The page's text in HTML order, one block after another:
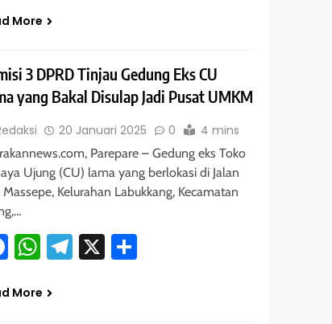
More
3 DPRD Tinjau Gedung Eks CU
yang Bakal Disulap Jadi Pusat UMKM
20 Januari 2025 0 4 mins
Parepare – Gedung eks Toko
Ujung (CU) lama yang berlokasi di Jalan
Massepe, Kelurahan Labukkang, Kecamatan
Facebook
WhatsApp
Telegram
X Share
More